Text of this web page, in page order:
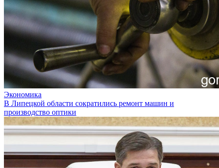
Экономика
В Липецкой области сократились ремонт машин и
производство оптики